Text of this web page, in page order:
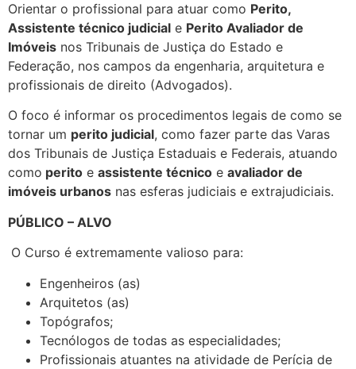
Orientar o profissional para atuar como Perito,
Assistente técnico judicial e Perito Avaliador de
Imóveis nos Tribunais de Justiça do Estado e
Federação, nos campos da engenharia, arquitetura e
profissionais de direito (Advogados).
O foco é informar os procedimentos legais de como se
tornar um perito judicial, como fazer parte das Varas
dos Tribunais de Justiça Estaduais e Federais, atuando
como perito e assistente técnico e avaliador de
imóveis urbanos nas esferas judiciais e extrajudiciais.
PÚBLICO – ALVO
O Curso é extremamente valioso para:
Engenheiros (as)
Arquitetos (as)
Topógrafos;
Tecnólogos de todas as especialidades;
Profissionais atuantes na atividade de Perícia de